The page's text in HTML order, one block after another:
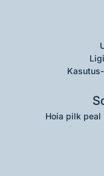
Hoia pilk peal